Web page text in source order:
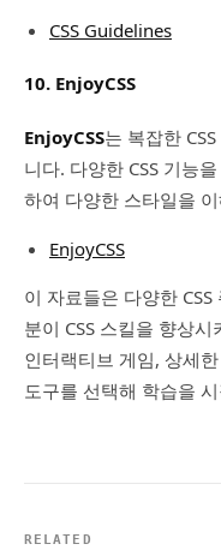
CSS Guidelines
10. EnjoyCSS
EnjoyCSS는 복잡한
니다. 다양한 CSS 기능
하여 다양한 스타일을
EnjoyCSS
이 자료들은 다양한
분이 CSS 스킬을 향상
인터랙티브 게임, 상세
도구를 선택해 학습을
RELATED